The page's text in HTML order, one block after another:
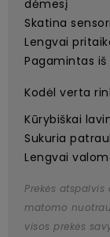
dėmesį
Skatina
Lengvai
Pagamintas iš
Kodėl verta
Kūrybiškai
Sukuria
Lengvai
Prekės
matomo
visos prekės